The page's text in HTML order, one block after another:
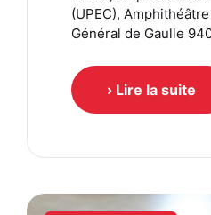
(UPEC), Amphithéâtre
Général de Gaulle
› Lire la suite